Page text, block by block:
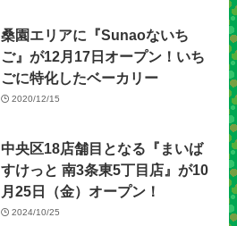
桑園エリアに『Sunaoないち
ご』が12月17日オープン！いち
ごに特化したベーカリー
2020/12/15
中央区18店舗目となる『まいば
すけっと 南3条東5丁目店』が10
月25日（金）オープン！
2024/10/25